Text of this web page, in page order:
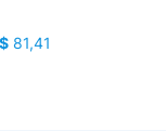
81,41